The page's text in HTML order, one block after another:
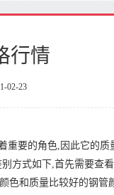
行情
02-23
要的角色,因此它的质
方式如下,首先需要查
色和质量比较好的钢管